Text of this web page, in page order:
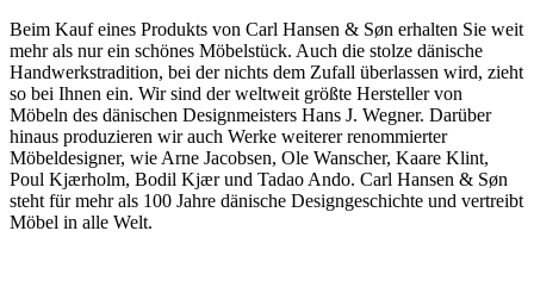
Beim Kauf eines Produkts von Carl Hansen & Søn erhalten Sie weit
mehr als nur ein schönes Möbelstück. Auch die stolze dänische
Handwerkstradition, bei der nichts dem Zufall überlassen wird, zieht
so bei Ihnen ein. Wir sind der weltweit größte Hersteller von
Möbeln des dänischen Designmeisters Hans J. Wegner. Darüber
hinaus produzieren wir auch Werke weiterer renommierter
Möbeldesigner, wie Arne Jacobsen, Ole Wanscher, Kaare Klint,
Poul Kjærholm, Bodil Kjær und Tadao Ando. Carl Hansen & Søn
steht für mehr als 100 Jahre dänische Designgeschichte und vertreibt
Möbel in alle Welt.